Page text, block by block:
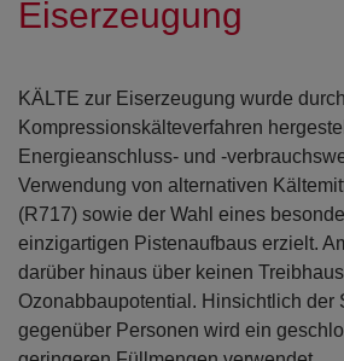
Eiserzeugung
KÄLTE zur Eiserzeugung wurde
Kompressionskälteverfahren
Energieanschluss- und -
Verwendung von alternativen
(R717) sowie der Wahl eines
einzigartigen Pistenaufbaus erzielt.
darüber hinaus über keinen
Ozonabbaupotential. Hinsichtlich der
gegenüber Personen wird ein